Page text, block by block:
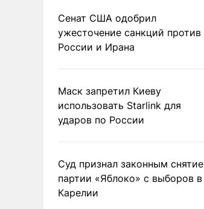
Сенат США одобрил
ужесточение санкций против
России и Ирана
Маск запретил Киеву
использовать Starlink для
ударов по России
Суд признал законным снятие
партии «Яблоко» с выборов в
Карелии